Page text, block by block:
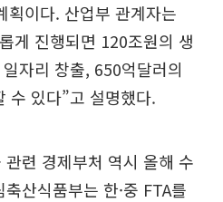
획이다. 산업부 관계자는
게 진행되면 120조원의 생
자리 창출, 650억달러의
수 있다”고 설명했다.
련 경제부처 역시 올해 수
산식품부는 한·중 FTA를